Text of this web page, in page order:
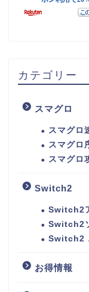
カテゴリー
スマグロ
スマグロ
スマグロ
スマグロ
Switch2
Switch2
Switch2
Switch2
お得情報